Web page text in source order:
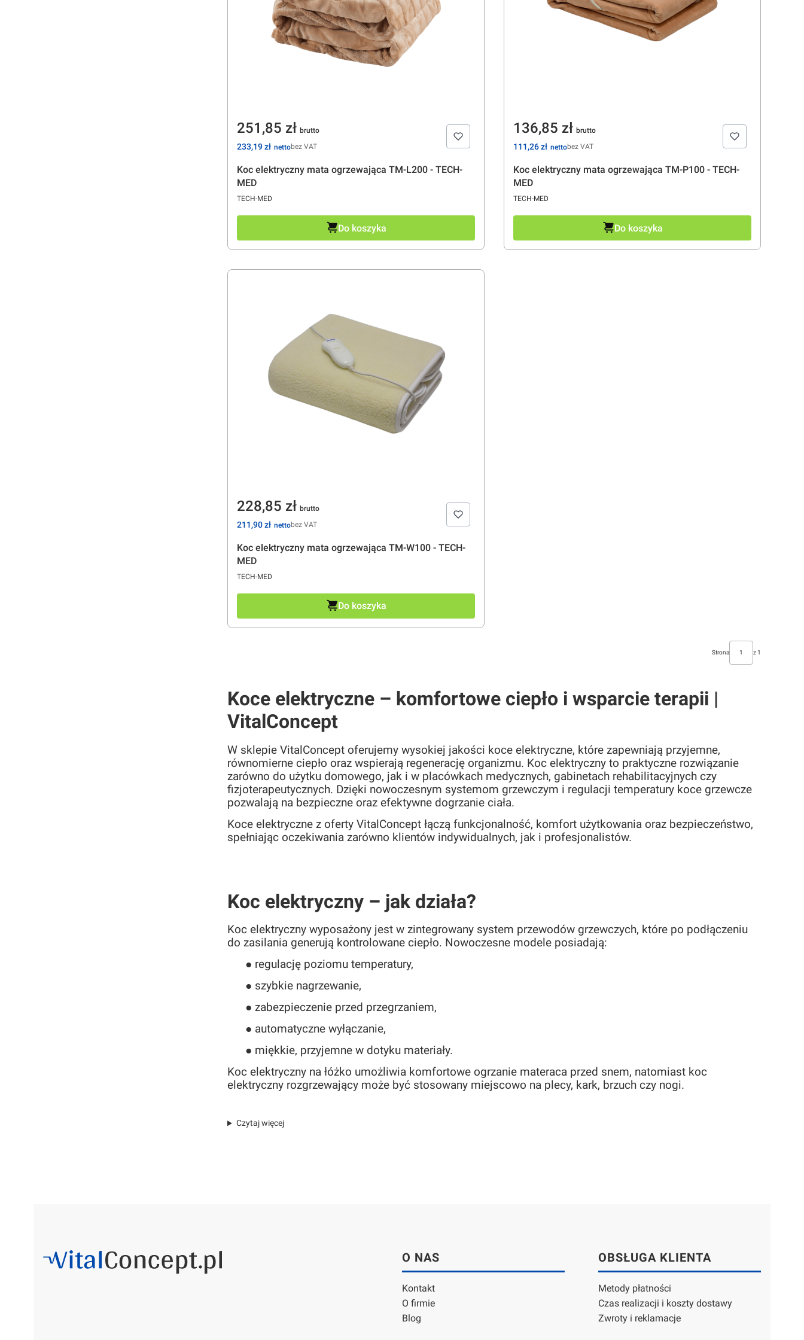
Koc elektryczny mata ogrzewająca TM-L200 - TECH-
MED
PRODUCENT
TECH-MED
Cena
251,85 zł
Cena
233,19 zł bez VAT
Do koszyka
Koc elektryczny mata ogrzewająca TM-P100 - TECH-
MED
PRODUCENT
TECH-MED
Cena
136,85 zł
Cena
111,26 zł bez VAT
Do koszyka
Koc elektryczny mata ogrzewająca TM-W100 - TECH-
MED
PRODUCENT
TECH-MED
Cena
228,85 zł
Cena
211,90 zł bez VAT
Do koszyka
Strona z 1
Koce elektryczne – komfortowe ciepło i wsparcie terapii |
VitalConcept
W sklepie VitalConcept oferujemy wysokiej jakości koce elektryczne, które zapewniają przyjemne,
równomierne ciepło oraz wspierają regenerację organizmu. Koc elektryczny to praktyczne rozwiązanie
zarówno do użytku domowego, jak i w placówkach medycznych, gabinetach rehabilitacyjnych czy
fizjoterapeutycznych. Dzięki nowoczesnym systemom grzewczym i regulacji temperatury koce grzewcze
pozwalają na bezpieczne oraz efektywne dogrzanie ciała.
Koce elektryczne z oferty VitalConcept łączą funkcjonalność, komfort użytkowania oraz bezpieczeństwo,
spełniając oczekiwania zarówno klientów indywidualnych, jak i profesjonalistów.
Koc elektryczny – jak działa?
Koc elektryczny wyposażony jest w zintegrowany system przewodów grzewczych, które po podłączeniu
do zasilania generują kontrolowane ciepło. Nowoczesne modele posiadają:
● regulację poziomu temperatury,
● szybkie nagrzewanie,
● zabezpieczenie przed przegrzaniem,
● automatyczne wyłączanie,
● miękkie, przyjemne w dotyku materiały.
Koc elektryczny na łóżko umożliwia komfortowe ogrzanie materaca przed snem, natomiast koc
elektryczny rozgrzewający może być stosowany miejscowo na plecy, kark, brzuch czy nogi.
Czytaj więcej
Linki w stopce
O NAS
Kontakt
O firmie
Blog
OBSŁUGA KLIENTA
Metody płatności
Czas realizacji i koszty dostawy
Zwroty i reklamacje